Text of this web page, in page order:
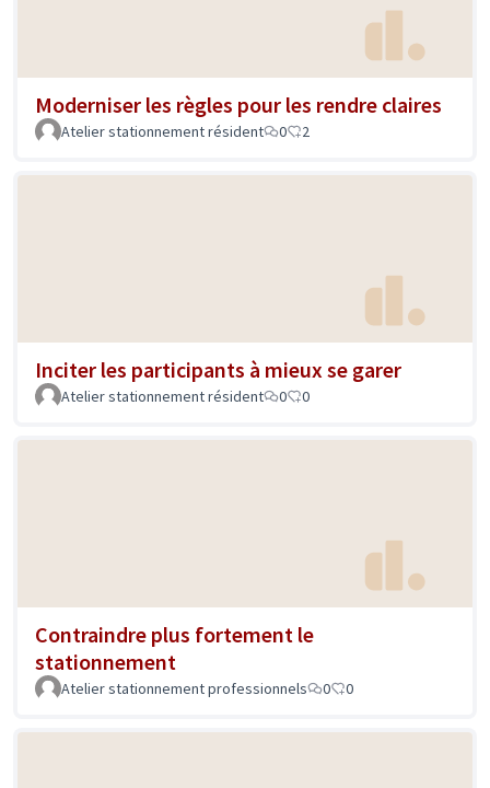
Moderniser les règles pour les rendre claires
Atelier stationnement résident 0 2
Inciter les participants à mieux se garer
Atelier stationnement résident 0 0
Contraindre plus fortement le
stationnement
Atelier stationnement professionnels 0 0